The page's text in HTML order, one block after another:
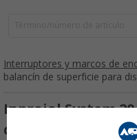
Interruptores y marcos de
balancín de superficie para
Inprojal System
disyuntor Gris